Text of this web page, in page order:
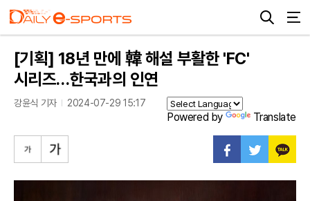
[기획] 18년 만에 韓 해설 부활한 'FC'
시리즈…한국과의 인연
강윤식 기자 2024-07-29 15:17
Powered by Translate